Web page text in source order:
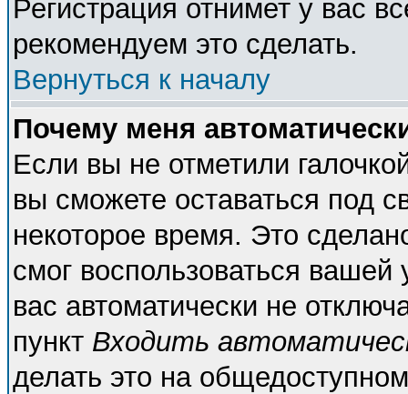
Регистрация отнимет у вас
рекомендуем это сделать.
Вернуться к началу
Почему меня
Если вы не отметили
вы сможете оставаться под
некоторое время. Это
смог воспользоваться
вас автоматически не
пункт Входить
делать это на